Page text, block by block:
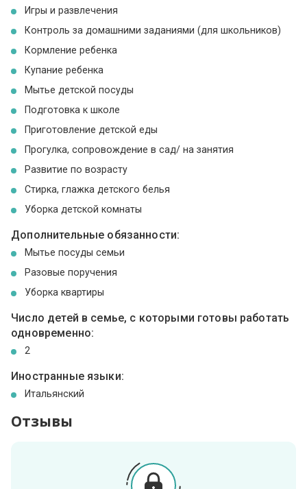
Игры и развлечения
Контроль за домашними заданиями (для школьников)
Кормление ребенка
Купание ребенка
Мытье детской посуды
Подготовка к школе
Приготовление детской еды
Прогулка, сопровождение в сад/ на занятия
Развитие по возрасту
Стирка, глажка детского белья
Уборка детской комнаты
Дополнительные обязанности:
Мытье посуды семьи
Разовые поручения
Уборка квартиры
Число детей в семье, с которыми готовы работать
одновременно:
2
Иностранные языки:
Итальянский
Отзывы